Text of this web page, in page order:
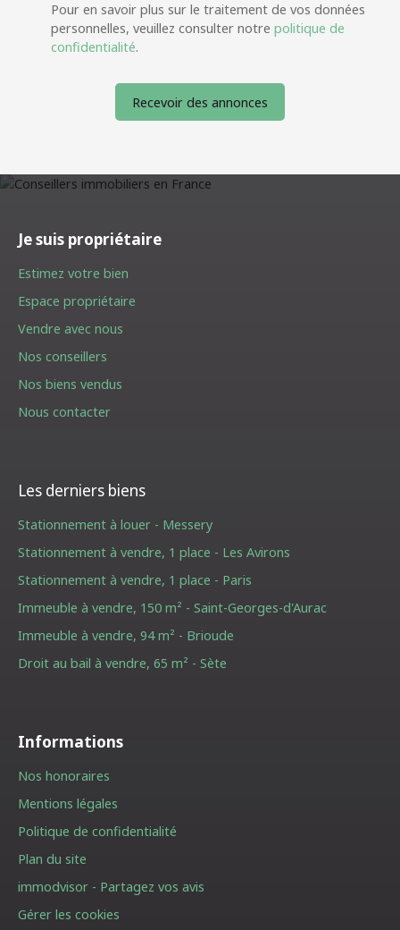
Pour en savoir plus sur le traitement de vos données
personnelles, veuillez consulter notre politique de
confidentialité.
Recevoir des annonces
Je suis propriétaire
Estimez votre bien
Espace propriétaire
Vendre avec nous
Nos conseillers
Nos biens vendus
Nous contacter
Les derniers biens
Stationnement à louer - Messery
Stationnement à vendre, 1 place - Les Avirons
Stationnement à vendre, 1 place - Paris
Immeuble à vendre, 150 m² - Saint-Georges-d'Aurac
Immeuble à vendre, 94 m² - Brioude
Droit au bail à vendre, 65 m² - Sète
Informations
Nos honoraires
Mentions légales
Politique de confidentialité
Plan du site
immodvisor - Partagez vos avis
Gérer les cookies